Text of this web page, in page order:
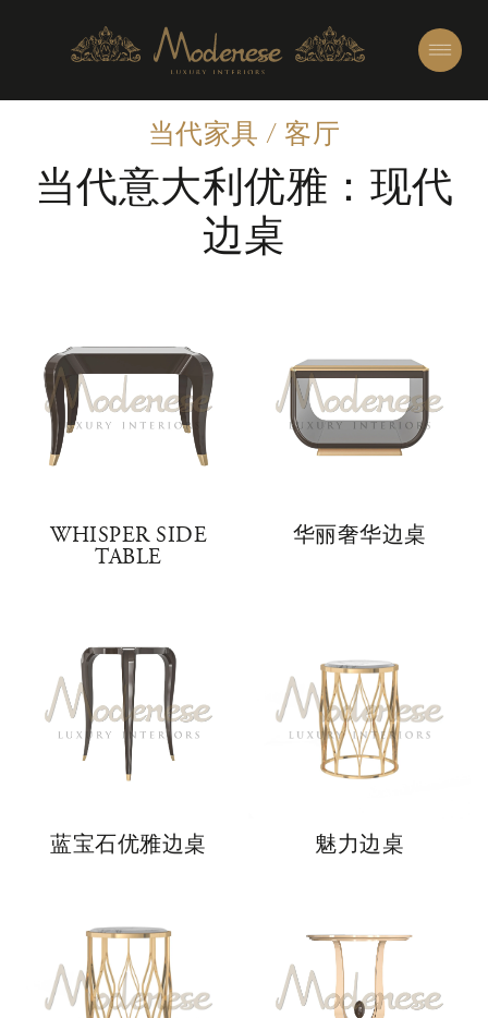
当代家具 / 客厅
当代意大利优雅：现代
边桌
WHISPER SIDE
TABLE
华丽奢华边桌
蓝宝石优雅边桌 魅力边桌